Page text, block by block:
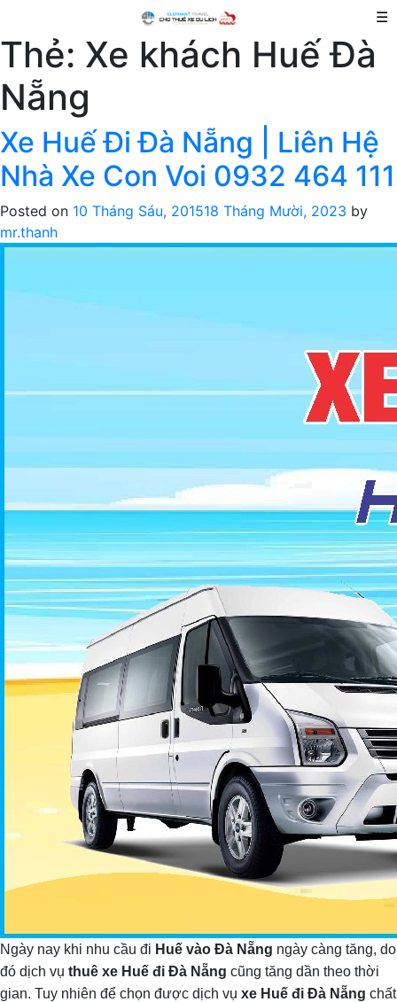
☰
Thẻ: Xe khách Huế Đà
Nẵng
Xe Huế Đi Đà Nẵng | Liên Hệ
Nhà Xe Con Voi 0932 464 111
Posted on 10 Tháng Sáu, 201518 Tháng Mười, 2023 by
mr.thanh
Ngày nay khi nhu cầu đi Huế vào Đà Nẵng ngày càng tăng, do
đó dịch vụ thuê xe Huế đi Đà Nẵng cũng tăng dần theo thời
gian. Tuy nhiên để chọn được dịch vụ xe Huế đi Đà Nẵng chất